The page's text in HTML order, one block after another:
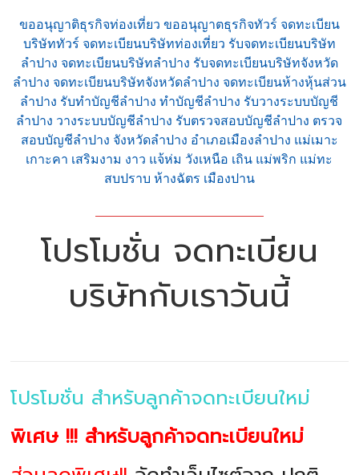
ขออนุญาติธุรกิจท่องเที่ยว ขออนุญาตธุรกิจทัวร์ จดทะเบียน
บริษัททัวร์ จดทะเบียนบริษัทท่องเที่ยว รับจดทะเบียนบริษัท
ลำปาง จดทะเบียนบริษัทลำปาง รับจดทะเบียนบริษัทจังหวัด
ลำปาง จดทะเบียนบริษัทจังหวัดลำปาง จดทะเบียนห้างหุ้นส่วน
ลำปาง รับทำบัญชีลำปาง ทำบัญชีลำปาง รับวางระบบบัญชี
ลำปาง วางระบบบัญชีลำปาง รับตรวจสอบบัญชีลำปาง ตรวจ
สอบบัญชีลำปาง จังหวัดลำปาง อำเภอเมืองลำปาง แม่เมาะ
เกาะคา เสริมงาม งาว แจ้ห่ม วังเหนือ เถิน แม่พริก แม่ทะ
สบปราบ ห้างฉัตร เมืองปาน
โปรโมชั่น จดทะเบียน
บริษัทกับเราวันนี้
โปรโมชั่น สำหรับลูกค้าจดทะเบียนใหม่
พิเศษ !!! สำหรับลูกค้าจดทะเบียนใหม่